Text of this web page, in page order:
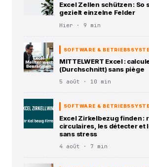
Excel Zellen schützen : So
gezielt einzelne Felder
Hier · 9 min
SOFTWARE &
MITTELWERT Excel :
(Durchschnitt) sans piège
5 août · 10 min
SOFTWARE &
Excel Zirkelbezug finden :
circulaires, les détecter et
sans stress
4 août · 7 min